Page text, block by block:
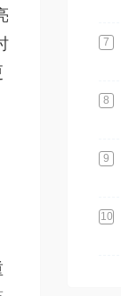
7
8
9
10